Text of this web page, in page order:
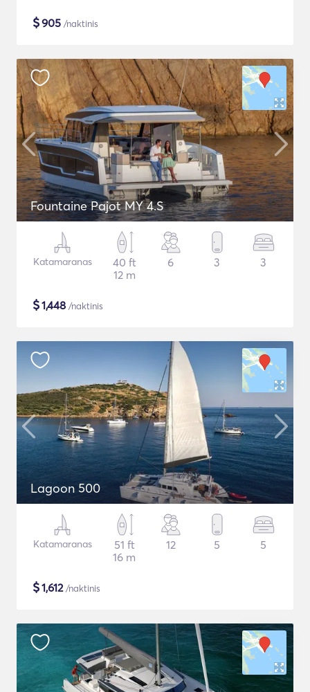
$905 /naktinis
Fountaine Pajot MY 4.S
Katamaranas
40 ft
12 m
6 3 3
$1,448 /naktinis
Lagoon 500
Katamaranas
51 ft
16 m
12 5 5
$1,612/naktinis